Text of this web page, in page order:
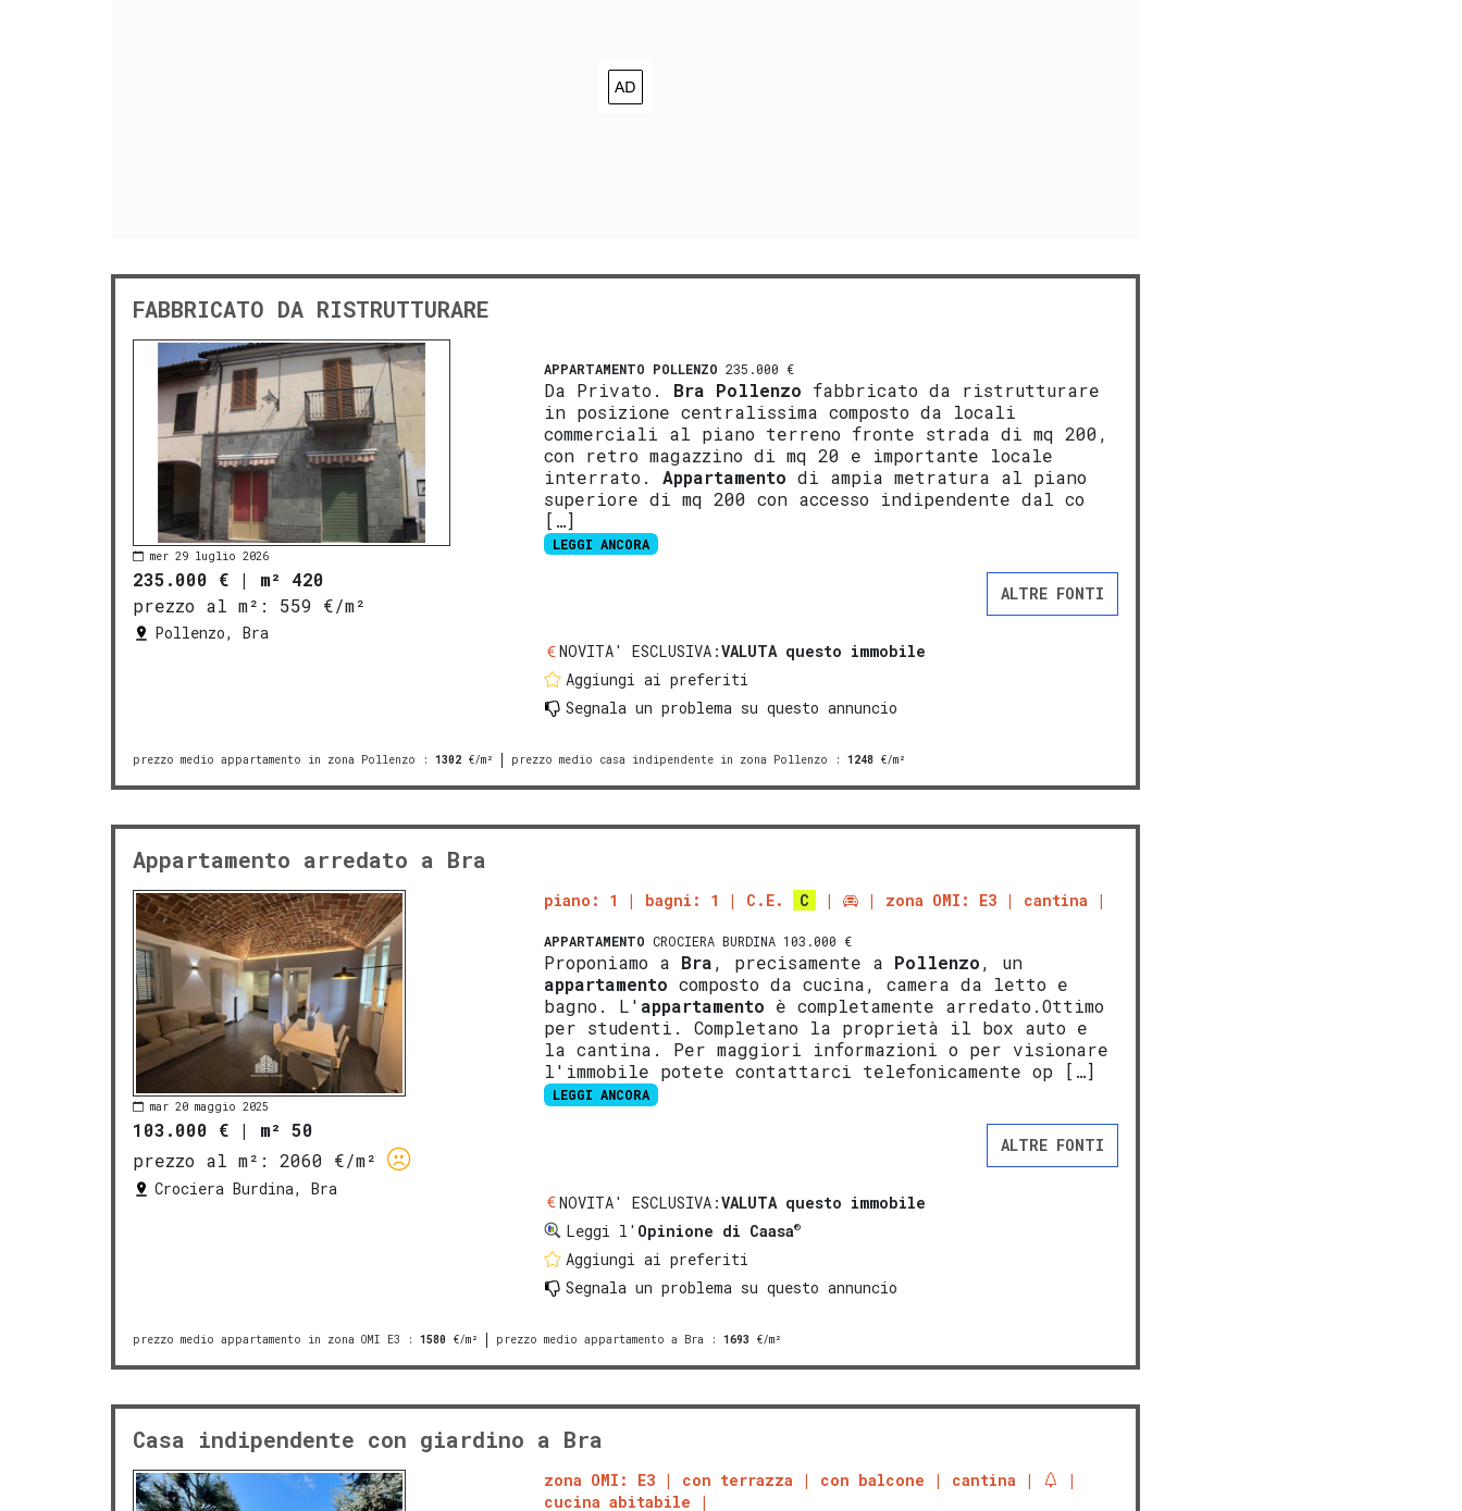
FABBRICATO DA RISTRUTTURARE
mer 29 luglio 2026
235.000 € | m² 420
prezzo al m²:
559 €/m²
Pollenzo, Bra
APPARTAMENTO POLLENZO 235.000 €
Da Privato. Bra Pollenzo fabbricato da ristrutturare
in posizione centralissima composto da locali
commerciali al piano terreno fronte strada di mq 200,
con retro magazzino di mq 20 e importante locale
interrato.Appartamento di ampia metratura al piano
superiore di mq 200 con accesso indipendente dal co
[…]
LEGGI ANCORA
ALTRE FONTI
NOVITA' ESCLUSIVA:VALUTA questo immobile
Aggiungi ai preferiti
Segnala un problema su questo annuncio
prezzo medio appartamento in zona Pollenzo : 1302 €/m² prezzo medio casa indipendente in zona Pollenzo : 1248 €/m²
Appartamento arredato a Bra
mar 20 maggio 2025
103.000 € | m² 50
prezzo al m²:
2060 €/m²
Crociera Burdina, Bra
piano: 1 bagni: 1 C.E. C zona OMI: E3 cantina
APPARTAMENTO CROCIERA BURDINA 103.000 €
Proponiamo a Bra, precisamente a Pollenzo, un
appartamento composto da cucina, camera da letto e
bagno. L' appartamento è completamente arredato.Ottimo
per studenti. Completano la proprietà il box auto e
la cantina. Per maggiori informazioni o per visionare
l'immobile potete contattarci telefonicamente op […]
LEGGI ANCORA
ALTRE FONTI
NOVITA' ESCLUSIVA:VALUTA questo immobile
Leggi l' Opinione di Caasa®
Aggiungi ai preferiti
Segnala un problema su questo annuncio
prezzo medio appartamento in zona OMI E3 : 1580 €/m² prezzo medio appartamento a Bra : 1693 €/m²
Casa indipendente con giardino a Bra
zona OMI: E3 con terrazza con balcone
cantina
cucina abitabile